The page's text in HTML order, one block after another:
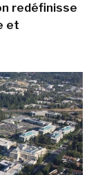
redéfinisse
et